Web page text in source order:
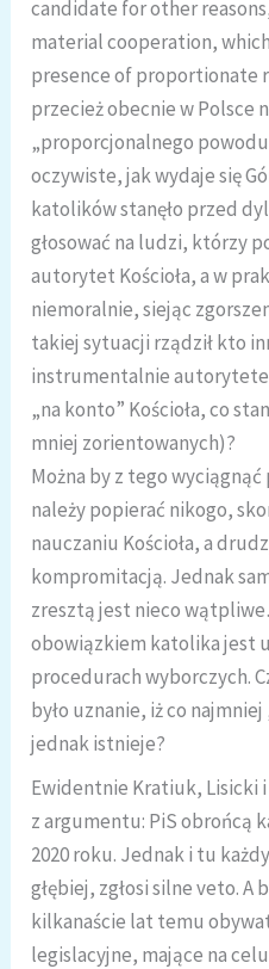
candidate for other
material cooperation,
presence of proportionate
przecież obecnie w Polsce
„proporcjonalnego
oczywiste, jak wydaje się
katolików stanęło przed
głosować na ludzi, którzy
autorytet Kościoła, a w
niemoralnie, siejąc
takiej sytuacji rządził kto
instrumentalnie
„na konto” Kościoła, co
mniej zorientowanych)?
Można by z tego
należy popierać nikogo,
nauczaniu Kościoła, a
kompromitacją. Jednak
zresztą jest nieco
obowiązkiem katolika jest
procedurach wyborczych.
było uznanie, iż co
jednak istnieje?
Ewidentnie Kratiuk, Lisicki
z argumentu: PiS obrońcą
2020 roku. Jednak i tu
głębiej, zgłosi silne veto. A
kilkanaście lat temu
legislacyjne, mające na